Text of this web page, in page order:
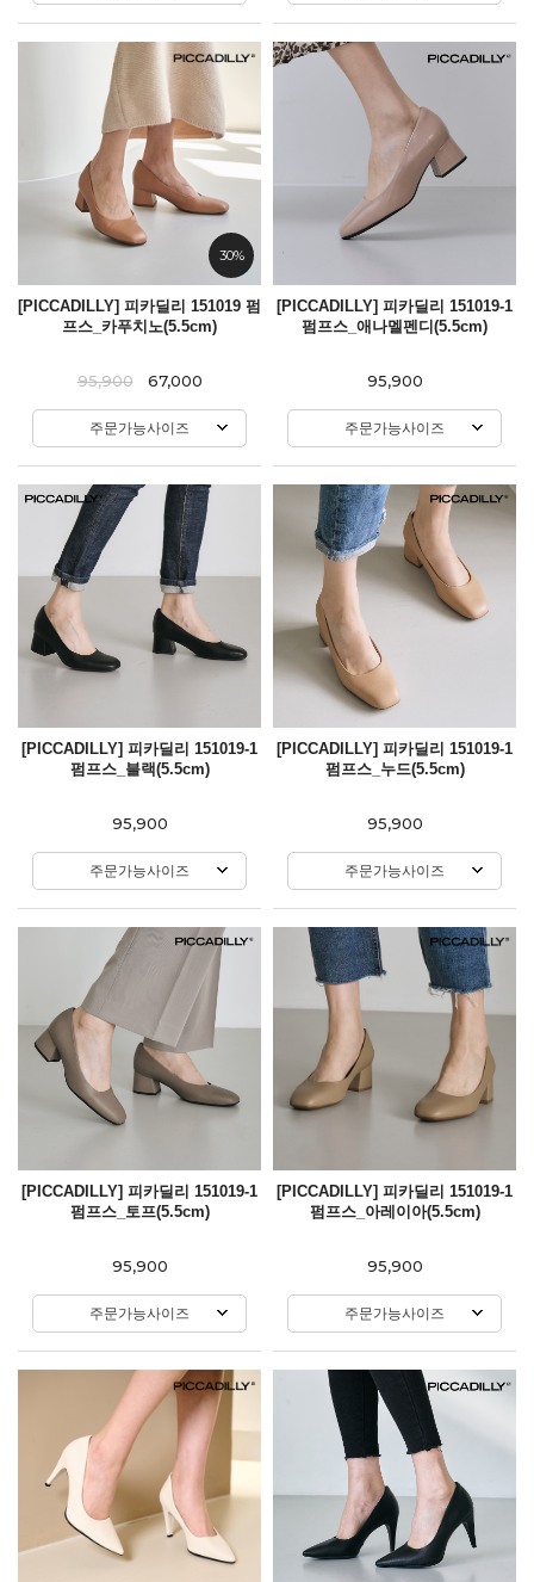
30%
[PICCADILLY] 피카딜리 151019 펌
프스_카푸치노(5.5cm)
95,900 67,000
주문가능사이즈
[PICCADILLY] 피카딜리 151019-1
펌프스_애나멜펜디(5.5cm)
95,900
주문가능사이즈
[PICCADILLY] 피카딜리 151019-1
펌프스_블랙(5.5cm)
95,900
주문가능사이즈
[PICCADILLY] 피카딜리 151019-1
펌프스_누드(5.5cm)
95,900
주문가능사이즈
[PICCADILLY] 피카딜리 151019-1
펌프스_토프(5.5cm)
95,900
주문가능사이즈
[PICCADILLY] 피카딜리 151019-1
펌프스_아레이아(5.5cm)
95,900
주문가능사이즈